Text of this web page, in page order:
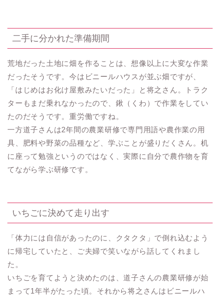
二手に分かれた準備期間
荒地だった土地に畑を作ることは、想像以上に大変な作業
だったそうです。今はビニールハウスが並ぶ畑ですが、
「はじめはお化け屋敷みたいだった」と将之さん。トラク
ターもまだ乗れなかったので、鍬（くわ）で作業をしてい
たのだそうです。重労働ですね。
一方道子さんは2年間の農業研修で専門用語や農作業の用
具、肥料や野菜の品種など、学ぶことが盛りだくさん。机
に座って勉強というのではなく、実際に自分で農作物を育
てながら学ぶ研修です。
いちごに決めて走り出す
「体力には自信があったのに、クタクタ」で倒れ込むよう
に帰宅していたと、ご夫婦で笑いながら話してくれまし
た。
いちごを育てようと決めたのは、道子さんの農業研修が始
まって1年半がたった頃。それから将之さんはビニールハ